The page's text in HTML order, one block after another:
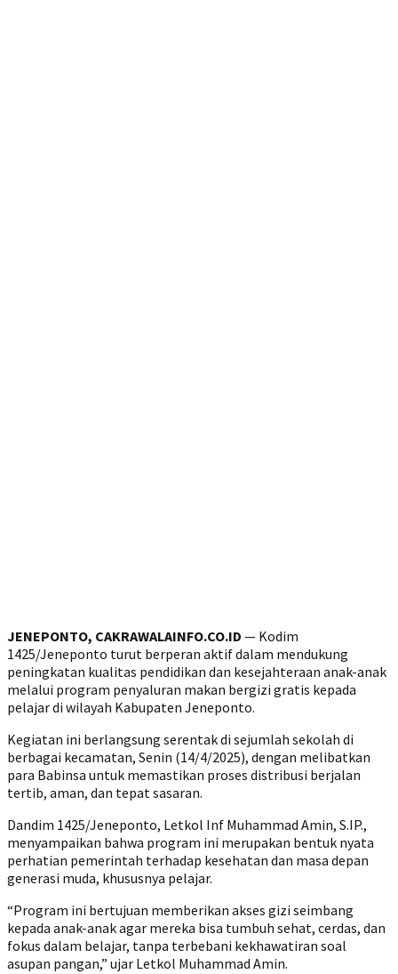
JENEPONTO, CAKRAWALAINFO.CO.ID — Kodim
1425/Jeneponto turut berperan aktif dalam mendukung
peningkatan kualitas pendidikan dan kesejahteraan anak-anak
melalui program penyaluran makan bergizi gratis kepada
pelajar di wilayah Kabupaten Jeneponto.
Kegiatan ini berlangsung serentak di sejumlah sekolah di
berbagai kecamatan, Senin (14/4/2025), dengan melibatkan
para Babinsa untuk memastikan proses distribusi berjalan
tertib, aman, dan tepat sasaran.
Dandim 1425/Jeneponto, Letkol Inf Muhammad Amin, S.IP.,
menyampaikan bahwa program ini merupakan bentuk nyata
perhatian pemerintah terhadap kesehatan dan masa depan
generasi muda, khususnya pelajar.
“Program ini bertujuan memberikan akses gizi seimbang
kepada anak-anak agar mereka bisa tumbuh sehat, cerdas, dan
fokus dalam belajar, tanpa terbebani kekhawatiran soal
asupan pangan,” ujar Letkol Muhammad Amin.